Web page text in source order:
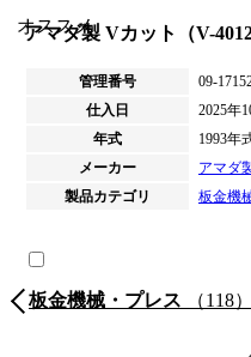
オススメ
アマダ製 Vカット（V-4012
管理番号
09-
仕入日
2025年
年式
1993年
メーカー
アマダ
製品カテゴリ
板金機
板金機械・プレス
（118）